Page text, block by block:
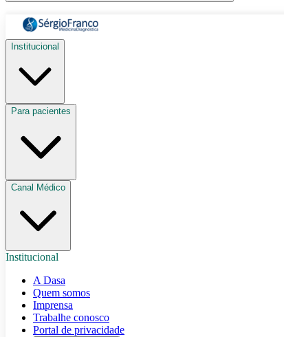
Institucional
Para pacientes
Canal Médico
Institucional
A Dasa
Quem somos
Imprensa
Trabalhe conosco
Portal de privacidade